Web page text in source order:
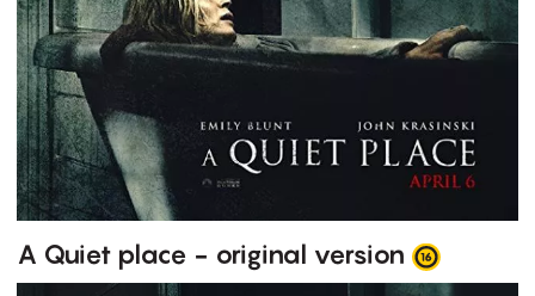
A Quiet place - original version